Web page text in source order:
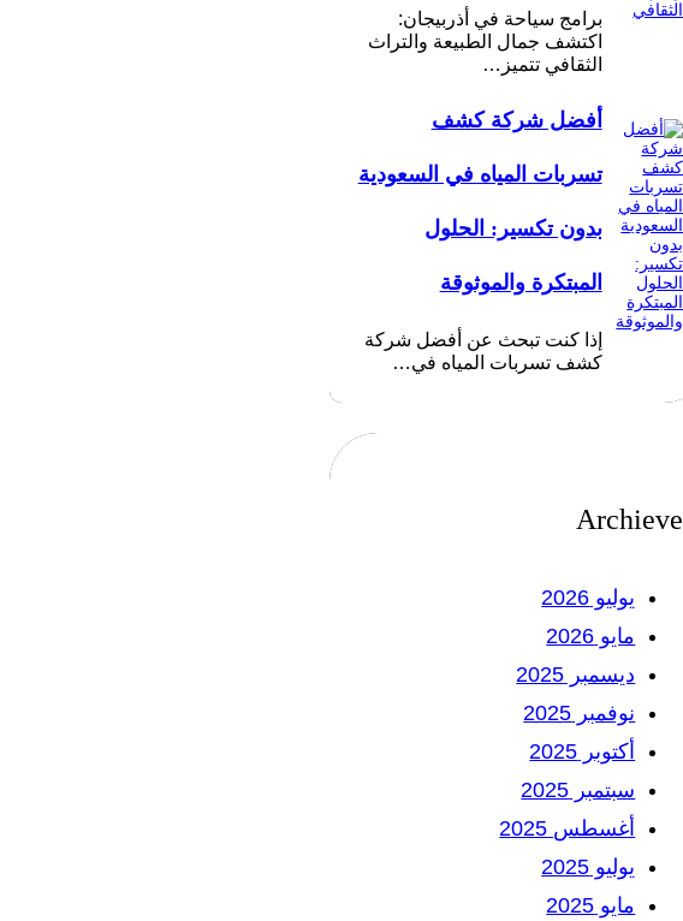
برامج سياحة في أذربيجان:
اكتشف جمال الطبيعة والتراث
الثقافي تتميز…
أفضل شركة كشف
تسربات المياه في السعودية
بدون تكسير: الحلول
المبتكرة والموثوقة
إذا كنت تبحث عن أفضل شركة
كشف تسربات المياه في…
Archieve
يوليو 2026
مايو 2026
ديسمبر 2025
نوفمبر 2025
أكتوبر 2025
سبتمبر 2025
أغسطس 2025
يوليو 2025
مايو 2025